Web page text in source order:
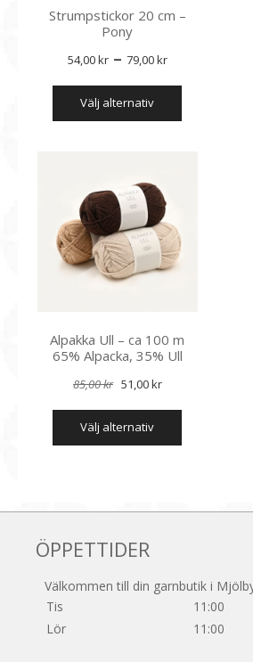
Strumpstickor 20 cm –
Pony
54,00kr – 79,00krPrisintervall:
54,00 kr
välj alternativ
Den
produkten
alternativen
Alpakka Ull – ca 100 m
65% Alpacka, 35% Ull
85,00kr Det
ursprungliga
priset
51,00krDet
nuvarande
välj alternativ
Den
produkten
kan
väljas
produktsidan
ÖPPETTIDER
Välkommen till din garnbutik i
Tis
11:00
Lör
11:00